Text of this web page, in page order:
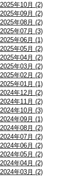
2025年10月 (2)
2025年09月 (2)
2025年08月 (2)
2025年07月 (3)
2025年06月 (1)
2025年05月 (2)
2025年04月 (2)
2025年03月 (2)
2025年02月 (2)
2025年01月 (1)
2024年12月 (2)
2024年11月 (2)
2024年10月 (3)
2024年09月 (1)
2024年08月 (2)
2024年07月 (2)
2024年06月 (2)
2024年05月 (2)
2024年04月 (2)
2024年03月 (2)